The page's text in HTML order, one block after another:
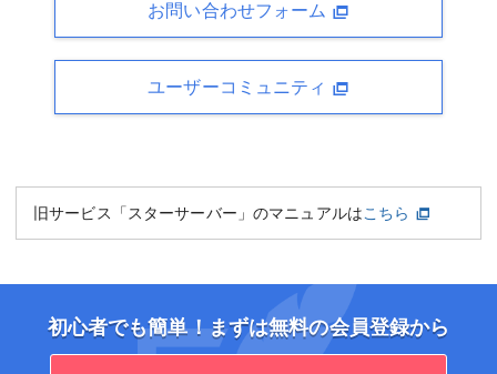
お問い合わせフォーム
ユーザーコミュニティ
旧サービス「スターサーバー」のマニュアルはこちら
初心者でも簡単！まずは無料の会員登録から